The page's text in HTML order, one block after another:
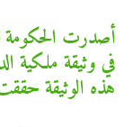
أصدرت الحكومة
في وثيقة ملكية
هذه الوثيقة